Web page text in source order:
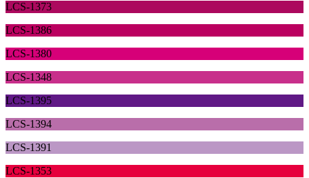
LCS-1373
LCS-1386
LCS-1380
LCS-1348
LCS-1395
LCS-1394
LCS-1391
LCS-1353